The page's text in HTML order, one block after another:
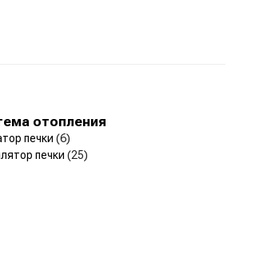
отопления
печки (6)
печки (25)